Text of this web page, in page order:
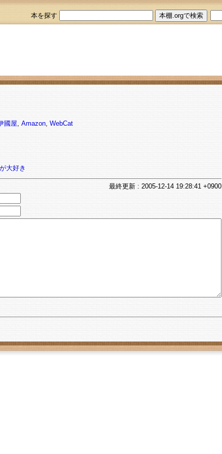
本を探す
國屋, Amazon, WebCat
大好き
最終更新: 2005-12-14 19:28:41 +0900